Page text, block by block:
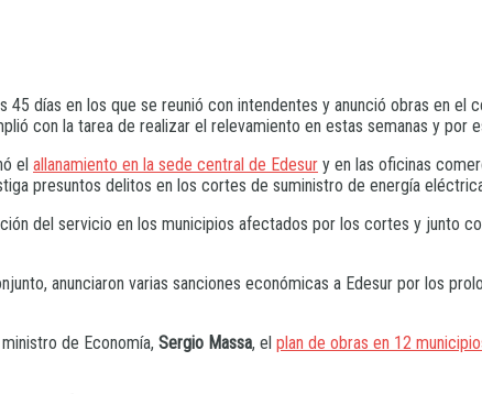
45 días en los que se reunió con intendentes y anunció obras en
con la tarea de realizar el relevamiento en estas semanas y por
el allanamiento en la sede central de Edesur y en las oficinas
presuntos delitos en los cortes de suministro de energía
del servicio en los municipios afectados por los cortes y junto
anunciaron varias sanciones económicas a Edesur por los
de Economía, Sergio Massa, el plan de obras en 12